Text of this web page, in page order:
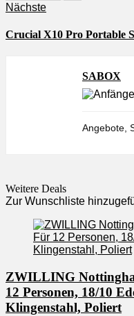
Nächste
Crucial X10 Pro Portable
SABOX
Angebote,
Weitere Deals
Zur Wunschliste
ZWILLING
12 Personen, 18/10
Klingenstahl, Poliert